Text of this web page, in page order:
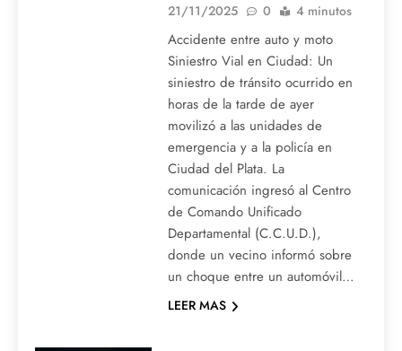
21/11/2025
0 4 minutos
Accidente entre auto y moto
Siniestro Vial en Ciudad: Un
siniestro de tránsito ocurrido en
horas de la tarde de ayer
movilizó a las unidades de
emergencia y a la policía en
Ciudad del Plata. La
comunicación ingresó al Centro
de Comando Unificado
Departamental (C.C.U.D.),
donde un vecino informó sobre
un choque entre un automóvil…
LEER MAS